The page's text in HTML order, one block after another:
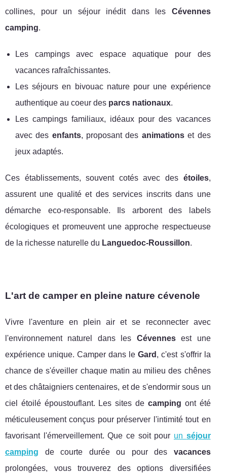
collines, pour un séjour inédit dans les Cévennes
camping.
Les campings avec espace aquatique pour des
vacances rafraîchissantes.
Les séjours en bivouac nature pour une expérience
authentique au coeur des parcs nationaux.
Les campings familiaux, idéaux pour des vacances
avec des enfants, proposant des animationset des
jeux adaptés.
Ces établissements, souvent cotés avec des étoiles,
assurent une qualité et des services inscrits dans une
démarche eco-responsable. Ils arborent des labels
écologiques et promeuvent une approche respectueuse
de la richesse naturelle du Languedoc-Roussillon.
L'art de camper en pleine nature cévenole
Vivre l'aventure en plein air et se reconnecter avec
l'environnement naturel dans les Cévennesest une
expérience unique. Camper dans leGard , c'est s'offrir la
chance de s'éveiller chaque matin au milieu des chênes
et des châtaigniers centenaires, et de s'endormir sous un
ciel étoilé époustouflant. Les sites de camping ont été
méticuleusement conçus pour préserver l'intimité tout en
favorisant l'émerveillement. Que ce soit pour un séjour
camping de courte durée ou pour des vacances
prolongées, vous trouverez des options diversifiées